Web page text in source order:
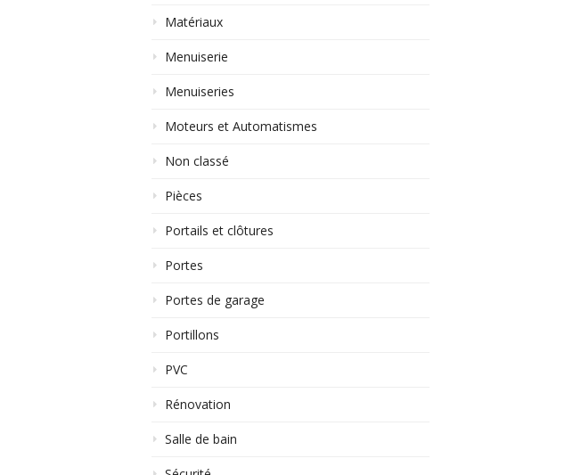
Matériaux
Menuiserie
Menuiseries
Moteurs et Automatismes
Non classé
Pièces
Portails et clôtures
Portes
Portes de garage
Portillons
PVC
Rénovation
Salle de bain